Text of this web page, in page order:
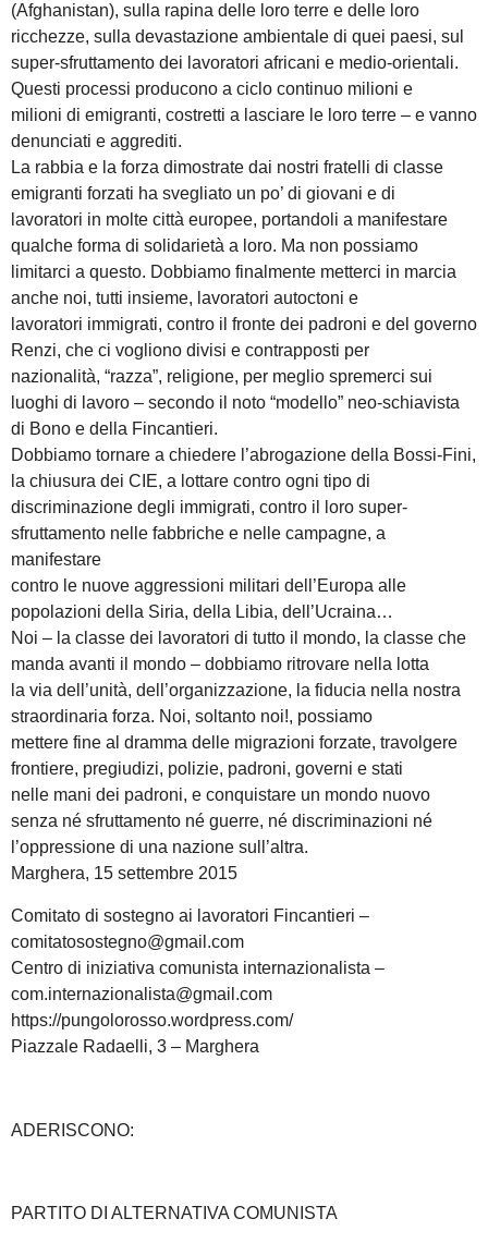
(Afghanistan), sulla rapina delle loro terre e delle loro
ricchezze, sulla devastazione ambientale di quei paesi, sul
super-sfruttamento dei lavoratori africani e medio-orientali.
Questi processi producono a ciclo continuo milioni e
milioni di emigranti, costretti a lasciare le loro terre – e vanno
denunciati e aggrediti.
La rabbia e la forza dimostrate dai nostri fratelli di classe
emigranti forzati ha svegliato un po’ di giovani e di
lavoratori in molte città europee, portandoli a manifestare
qualche forma di solidarietà a loro. Ma non possiamo
limitarci a questo. Dobbiamo finalmente metterci in marcia
anche noi, tutti insieme, lavoratori autoctoni e
lavoratori immigrati, contro il fronte dei padroni e del governo
Renzi, che ci vogliono divisi e contrapposti per
nazionalità, “razza”, religione, per meglio spremerci sui
luoghi di lavoro – secondo il noto “modello” neo-schiavista
di Bono e della Fincantieri.
Dobbiamo tornare a chiedere l’abrogazione della Bossi-Fini,
la chiusura dei CIE, a lottare contro ogni tipo di
discriminazione degli immigrati, contro il loro super-
sfruttamento nelle fabbriche e nelle campagne, a
manifestare
contro le nuove aggressioni militari dell’Europa alle
popolazioni della Siria, della Libia, dell’Ucraina…
Noi – la classe dei lavoratori di tutto il mondo, la classe che
manda avanti il mondo – dobbiamo ritrovare nella lotta
la via dell’unità, dell’organizzazione, la fiducia nella nostra
straordinaria forza. Noi, soltanto noi!, possiamo
mettere fine al dramma delle migrazioni forzate, travolgere
frontiere, pregiudizi, polizie, padroni, governi e stati
nelle mani dei padroni, e conquistare un mondo nuovo
senza né sfruttamento né guerre, né discriminazioni né
l’oppressione di una nazione sull’altra.
Marghera, 15 settembre 2015
Comitato di sostegno ai lavoratori Fincantieri –
comitatosostegno@gmail.com
Centro di iniziativa comunista internazionalista –
com.internazionalista@gmail.com
https://pungolorosso.wordpress.com/
Piazzale Radaelli, 3 – Marghera
ADERISCONO:
PARTITO DI ALTERNATIVA COMUNISTA